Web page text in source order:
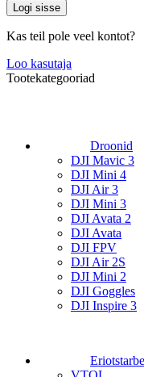
Logi sisse
Kas teil pole veel kontot?
Loo kasutaja
Tootekategooriad
Droonid
DJI Mavic 3
DJI Mini 4
DJI Air 3
DJI Mini 3
DJI Avata 2
DJI Avata
DJI FPV
DJI Air 2S
DJI Mini 2
DJI Goggles
DJI Inspire 3